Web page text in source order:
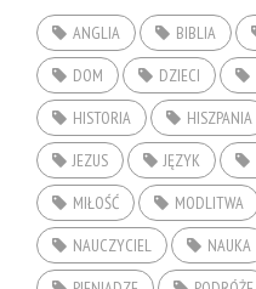
ANGLIA BIBLIA
DOM
DZIECI
HISTORIA
HISZPANIA
JEZUS
JĘZYK
MIŁOŚĆ
MODLITWA
NAUCZYCIEL
NAUKA